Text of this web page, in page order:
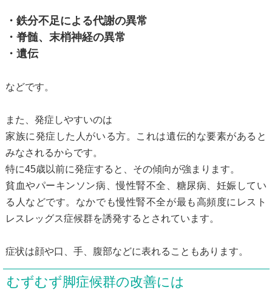
・鉄分不足による代謝の異常
・脊髄、末梢神経の異常
・遺伝
などです。
また、発症しやすいのは
家族に発症した人がいる方。これは遺伝的な要素があると
みなされるからです。
特に45歳以前に発症すると、その傾向が強まります。
貧血やパーキンソン病、慢性腎不全、糖尿病、妊娠してい
る人などです。なかでも慢性腎不全が最も高頻度にレスト
レスレッグス症候群を誘発するとされています。
症状は顔や口、手、腹部などに表れることもあります。
むずむず脚症候群の改善には